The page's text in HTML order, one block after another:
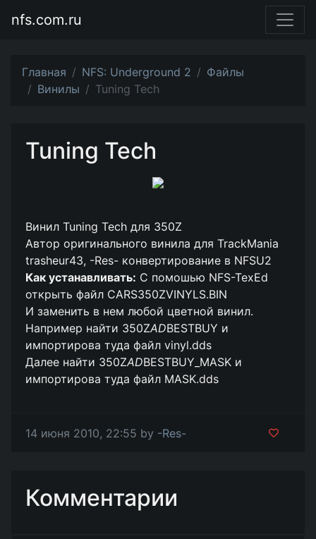
nfs.com.ru
Главная NFS: Underground 2
Файлы
Винилы
Tuning Tech
Tuning Tech
Винил Tuning Tech для 350Z
Автор оригинального винила для TrackMania
trasheur43, -Res- конвертирование в NFSU2
Как устанавливать: С помошью NFS-TexEd
открыть файл CARS350ZVINYLS.BIN
И заменить в нем любой цветной винил.
Например найти 350ZADBESTBUY и
импортирова туда файл vinyl.dds
Далее найти 350ZADBESTBUY_MASK и
импортирова туда файл MASK.dds
14 июня 2010, 22:55 by -Res-
Комментарии